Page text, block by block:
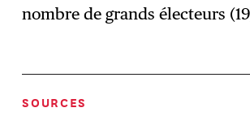
nombre de grands électeurs
SOURCES